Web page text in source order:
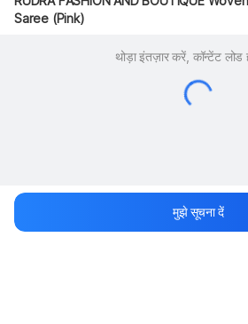
Saree (Pink)
थोड़ा इंतज़ार करें, कॉन्टेंट लोड
मुझे सूचना दें